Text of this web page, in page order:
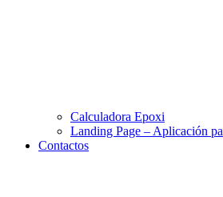
Calculadora Epoxi
Landing Page – Aplicación
Contactos